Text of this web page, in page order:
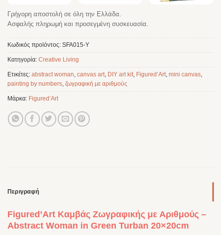
Γρήγορη αποστολή σε όλη την Ελλάδα.
Ασφαλής πληρωμή και προσεγμένη συσκευασία.
Κωδικός προϊόντος: SFA015-Y
Κατηγορία: Creative Living
Ετικέτες: abstract woman canvas art DIY art kit Figured’Art mini canvas
painting by numbers ζωγραφική με αριθμούς
Μάρκα: Figured’Art
Περιγραφή
Figured’Art Καμβάς Ζωγραφικής με Αριθμούς –
Abstract Woman in Green Turban 20×20cm